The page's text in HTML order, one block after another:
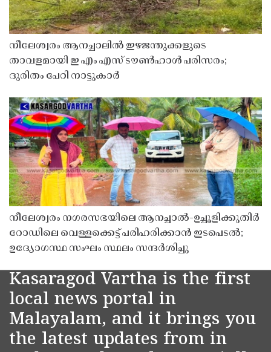
നീലേശ്വരം ആനച്ചാലിൽ ഇഴജന്തുക്കളുടെ
താവളമായി ഇ എം എസ് ടൗൺഹാൾ പരിസരം;
ദുരിതം പേറി നാട്ടുകാർ
നീലേശ്വരം നഗരസഭയിലെ ആനച്ചാൽ-ഉച്ചൂളിക്കുതിർ
റോഡിലെ വെള്ളക്കെട്ട് പരിഹരിക്കാൻ ഇടപെടൽ;
ഉദ്യോഗസ്ഥ സംഘം സ്ഥലം സന്ദർശിച്ചു
Kasaragod Vartha is the first
local news portal in
Malayalam, and it brings you
the latest updates from in